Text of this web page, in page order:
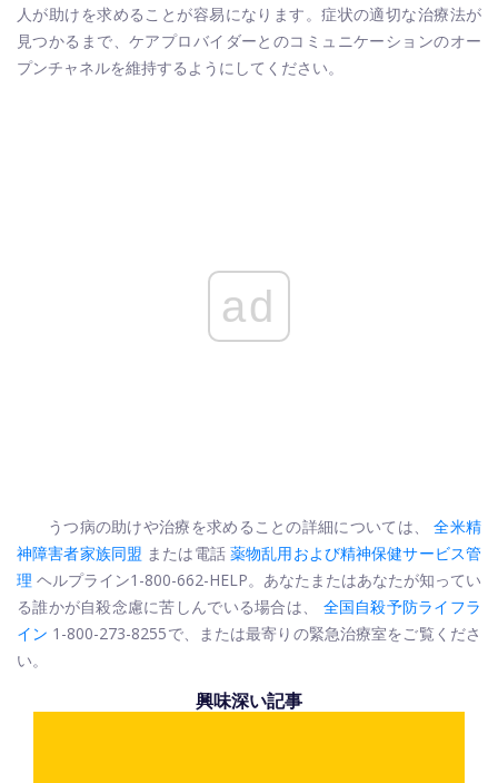
人が助けを求めることが容易になります。症状の適切な治療法が
見つかるまで、ケアプロバイダーとのコミュニケーションのオー
プンチャネルを維持するようにしてください。
ad
うつ病の助けや治療を求めることの詳細については、
全米精
神障害者家族同盟 または電話 薬物乱用および精神保健サービス管
理 ヘルプライン1-800-662-HELP。あなたまたはあなたが知ってい
る誰かが自殺念慮に苦しんでいる場合は、
全国自殺予防ライフラ
イン 1-800-273-8255で、または最寄りの緊急治療室をご覧くださ
い。
興味深い記事